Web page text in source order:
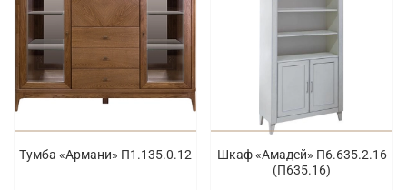
Тумба «Армани» П1.135.0.12
Шкаф «Амадей» П6.635.2.16
(П635.16)